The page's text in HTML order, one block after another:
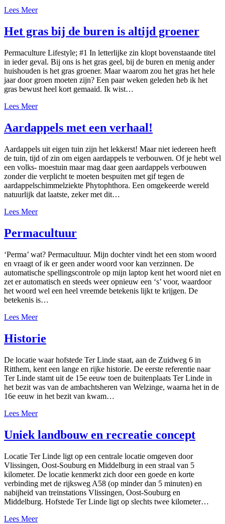
Lees Meer
Het gras bij de buren is altijd groener
Permaculture Lifestyle; #1 In letterlijke zin klopt bovenstaande titel
in ieder geval. Bij ons is het gras geel, bij de buren en menig ander
huishouden is het gras groener. Maar waarom zou het gras het hele
jaar door groen moeten zijn? Een paar weken geleden heb ik het
gras bewust heel kort gemaaid. Ik wist…
Lees Meer
Aardappels met een verhaal!
Aardappels uit eigen tuin zijn het lekkerst! Maar niet iedereen heeft
de tuin, tijd of zin om eigen aardappels te verbouwen. Of je hebt wel
een volks- moestuin maar mag daar geen aardappels verbouwen
zonder die verplicht te moeten bespuiten met gif tegen de
aardappelschimmelziekte Phytophthora. Een omgekeerde wereld
natuurlijk dat laatste, zeker met dit…
Lees Meer
Permacultuur
‘Perma’ wat? Permacultuur. Mijn dochter vindt het een stom woord
en vraagt of ik er geen ander woord voor kan verzinnen. De
automatische spellingscontrole op mijn laptop kent het woord niet en
zet er automatisch en steeds weer opnieuw een ‘s’ voor, waardoor
het woord wel een heel vreemde betekenis lijkt te krijgen. De
betekenis is…
Lees Meer
Historie
De locatie waar hofstede Ter Linde staat, aan de Zuidweg 6 in
Ritthem, kent een lange en rijke historie. De eerste referentie naar
Ter Linde stamt uit de 15e eeuw toen de buitenplaats Ter Linde in
het bezit was van de ambachtsheren van Welzinge, waarna het in de
16e eeuw in het bezit van kwam…
Lees Meer
Uniek landbouw en recreatie concept
Locatie Ter Linde ligt op een centrale locatie omgeven door
Vlissingen, Oost-Souburg en Middelburg in een straal van 5
kilometer. De locatie kenmerkt zich door een goede en korte
verbinding met de rijksweg A58 (op minder dan 5 minuten) en
nabijheid van treinstations Vlissingen, Oost-Souburg en
Middelburg. Hofstede Ter Linde ligt op slechts twee kilometer…
Lees Meer